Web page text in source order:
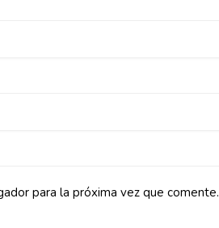
para la próxima vez que comente.